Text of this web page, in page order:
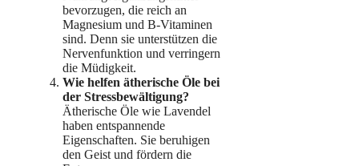
bevorzugen, die reich an
Magnesium und B-Vitaminen
sind. Denn sie unterstützen die
Nervenfunktion und verringern
die Müdigkeit.
Wie helfen ätherische Öle bei
der Stressbewältigung?
Ätherische Öle wie Lavendel
haben entspannende
Eigenschaften. Sie beruhigen
den Geist und fördern die